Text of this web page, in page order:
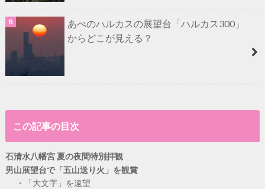
あべのハルカスの展望台「ハルカス300」
からどこが見える？
この記事の目次
石清水八幡宮 夏の夜間特別拝観
男山展望台で「五山送り火」を観賞
「大文字」を遠望